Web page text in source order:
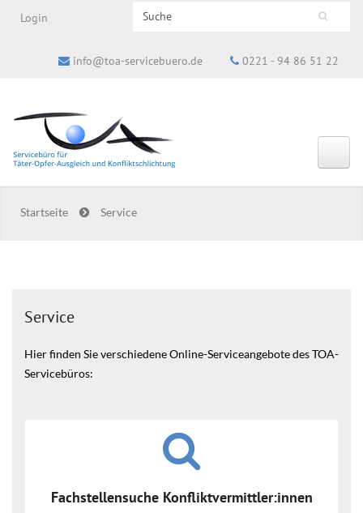
Login Suchformular
Search this site
info@toa-servicebuero.de 0221 - 94 86 51 22
Startseite Service
Service
Hier finden Sie verschiedene Online-Serviceangebote des TOA-
Servicebüros:
Fachstellensuche Konfliktvermittler:innen